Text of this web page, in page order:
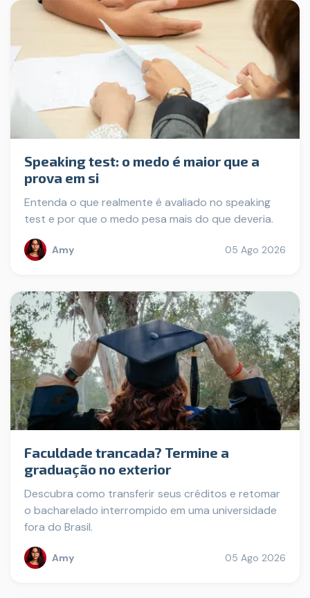
Speaking test: o medo é maior que a
prova em si
Entenda o que realmente é avaliado no speaking
test e por que o medo pesa mais do que deveria.
Amy 05 Ago 2026
Faculdade trancada? Termine a
graduação no exterior
Descubra como transferir seus créditos e retomar
o bacharelado interrompido em uma universidade
fora do Brasil.
Amy 05 Ago 2026